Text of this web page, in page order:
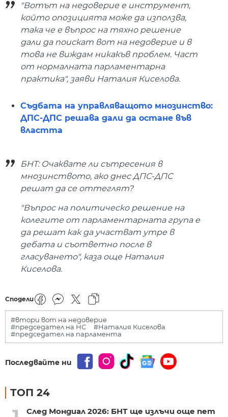
"Вотът на недоверие е инструмент,
който опозицията може да използва,
така че е въпрос на тяхно решение
дали да поискат вот на недоверие и в
това не виждам никакъв проблем. Част
от нормалната парламентарна
практика", заяви Наталия Киселова.
Съдбата на управляващото мнозинство:
ДПС-ДПС решава дали да остане във
властта
БНТ: Очаквате ли сътресения в
мнозинството, ако днес ДПС-ДПС
решат да се оттеглят?
"Въпрос на политическо решение на
колегите от парламентарната група е
да решат как да участват утре в
дебата и съответно после в
гласуването", каза още Наталия
Киселова.
Сподели
#втори вот на недоверие
#председател на НС
#Наталия Киселова
#председател на парламента
Последвайте ни
ТОП 24
След Мондиал 2026: БНТ ще излъчи още пет